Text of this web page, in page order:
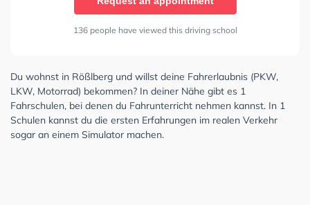
136 people have viewed this driving school
Du wohnst in Rößlberg und willst deine Fahrerlaubnis (PKW,
LKW, Motorrad) bekommen? In deiner Nähe gibt es 1
Fahrschulen, bei denen du Fahrunterricht nehmen kannst. In 1
Schulen kannst du die ersten Erfahrungen im realen Verkehr
sogar an einem Simulator machen.